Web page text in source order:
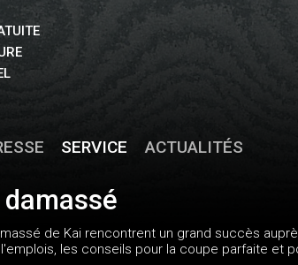
SERVICE ACTUALITÉS
de Kai rencontrent un grand succès
les conseils pour la coupe parfaite et